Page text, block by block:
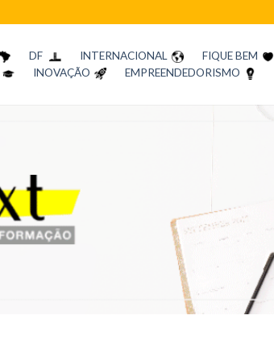
DF INTERNACIONAL FIQUE BEM
INOVAÇÃO EMPREENDEDORISMO